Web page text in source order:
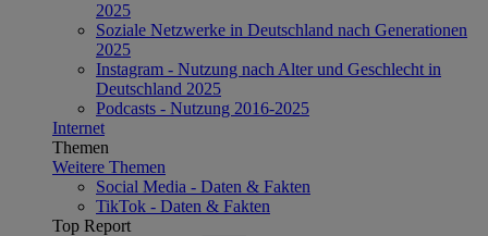
2025
Soziale Netzwerke in Deutschland nach Generationen
2025
Instagram - Nutzung nach Alter und Geschlecht in
Deutschland 2025
Podcasts - Nutzung 2016-2025
Internet
Themen
Weitere Themen
Social Media - Daten & Fakten
TikTok - Daten & Fakten
Top Report